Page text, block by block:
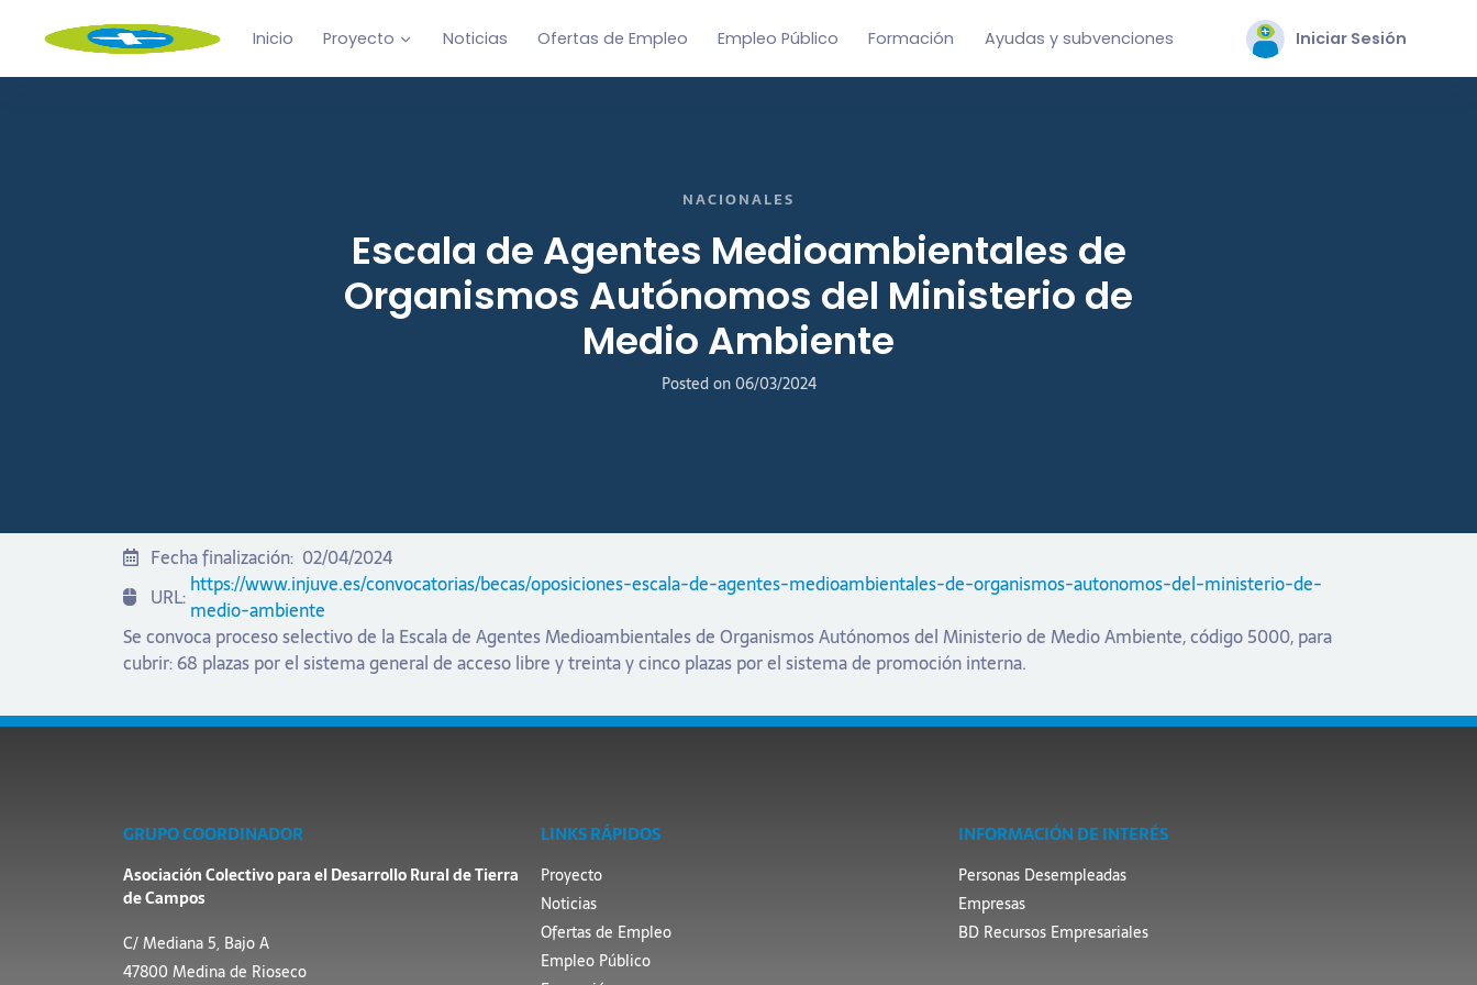
Inicio Proyecto Noticias Ofertas de Empleo Empleo Público Formación Ayudas y subvenciones Iniciar Sesión
NACIONALES
Escala de Agentes Medioambientales de
Organismos Autónomos del Ministerio de
Medio Ambiente
Posted on06/03/2024
Fecha finalización: 02/04/2024
URL:https://www.injuve.es/convocatorias/becas/oposiciones-escala-de-agentes-medioambientales-de-organismos-autonomos-del-ministerio-de-
medio-ambiente
Se convoca proceso selectivo de la Escala de Agentes Medioambientales de Organismos Autónomos del Ministerio de Medio Ambiente, código 5000, para
cubrir: 68 plazas por el sistema general de acceso libre y treinta y cinco plazas por el sistema de promoción interna.
GRUPO COORDINADOR
Asociación Colectivo para el Desarrollo Rural de Tierra
de Campos
C/ Mediana 5, Bajo A
47800 Medina de Rioseco
LINKS RÁPIDOS
Proyecto
Noticias
Ofertas de Empleo
Empleo Público
INFORMACIÓN DE INTERÉS
Personas Desempleadas
Empresas
BD Recursos Empresariales